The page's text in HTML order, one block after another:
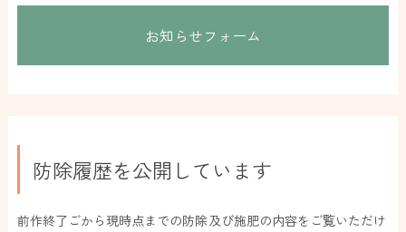
お知らせフォーム
防除履歴を公開しています
前作終了ごから現時点までの防除及び施肥の内容をご覧いただけ